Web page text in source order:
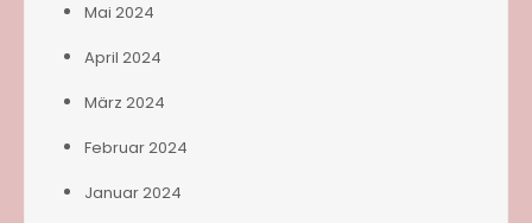
Mai 2024
April 2024
März 2024
Februar 2024
Januar 2024